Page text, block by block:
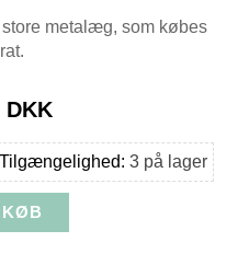
metalæg, som købes
DKK
Tilgængelighed: 3 på lager